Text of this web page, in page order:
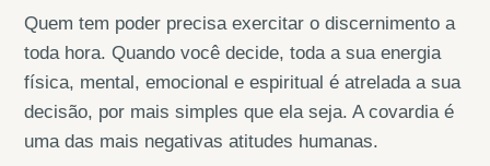
Quem tem poder precisa exercitar o discernimento a
toda hora. Quando você decide, toda a sua energia
física, mental, emocional e espiritual é atrelada a sua
decisão, por mais simples que ela seja. A covardia é
uma das mais negativas atitudes humanas.